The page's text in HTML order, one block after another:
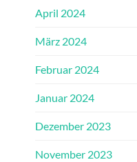
April 2024
März 2024
Februar 2024
Januar 2024
Dezember 2023
November 2023